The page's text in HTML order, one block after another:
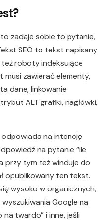
zadaje sobie to pytanie,
SEO to tekst napisany
roboty indeksujące
zawierać elementy,
dane,linkowanie
ALT grafiki, nagłówki,
na intencję
na pytanie “ile
przy tym też winduje do
opublikowany ten tekst.
wysoko w organicznych,
Google na
twardo” i inne, jeśli